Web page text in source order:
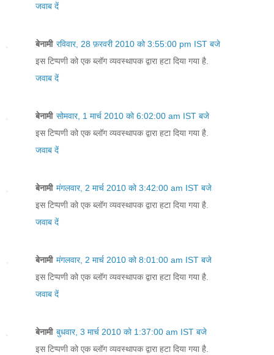
जवाब दें
बेनामी रविवार, 28 फ़रवरी 2010 को 3:55:00 pm IST बजे
इस टिप्पणी को एक ब्लॉग व्यवस्थापक द्वारा हटा दिया गया है.
जवाब दें
बेनामी सोमवार, 1 मार्च 2010 को 6:02:00 am IST बजे
इस टिप्पणी को एक ब्लॉग व्यवस्थापक द्वारा हटा दिया गया है.
जवाब दें
बेनामी मंगलवार, 2 मार्च 2010 को 3:42:00 am IST बजे
इस टिप्पणी को एक ब्लॉग व्यवस्थापक द्वारा हटा दिया गया है.
जवाब दें
बेनामी मंगलवार, 2 मार्च 2010 को 8:01:00 am IST बजे
इस टिप्पणी को एक ब्लॉग व्यवस्थापक द्वारा हटा दिया गया है.
जवाब दें
बेनामी बुधवार, 3 मार्च 2010 को 1:37:00 am IST बजे
इस टिप्पणी को एक ब्लॉग व्यवस्थापक द्वारा हटा दिया गया है.